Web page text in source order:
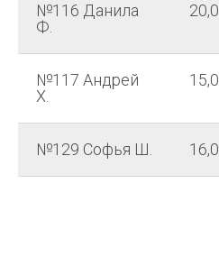
№116 Данила
Ф.
20,0
№117 Андрей
Х.
15,0
№129 Софья Ш. 16,0